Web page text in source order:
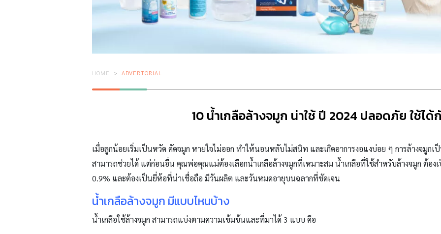
HOME ADVERTORIAL
10 น้ำเกลือล้างจมูก น่าใช้ ปี 2024 ปลอดภัย ใช้ได้
เมื่อลูกน้อยเริ่มเป็นหวัด คัดจมูก หายใจไม่ออก ทำให้นอนหลับไม่สนิท และเกิดอาการงอแงบ่อย ๆ การล้างจมูกเ
สามารถช่วยได้ แต่ก่อนอื่น คุณพ่อคุณแม่ต้องเลือกน้ำเกลือล้างจมูกที่เหมาะสม น้ำเกลือที่ใช้สำหรับล้างจมูก ต้อง
0.9% และต้องเป็นยี่ห้อที่น่าเชื่อถือ มีวันผลิต และวันหมดอายุบนฉลากที่ชัดเจน
น้ำเกลือล้างจมูก มีแบบไหนบ้าง
น้ำเกลือใช้ล้างจมูก สามารถแบ่งตามความเข้มข้นและที่มาได้ 3 แบบ คือ